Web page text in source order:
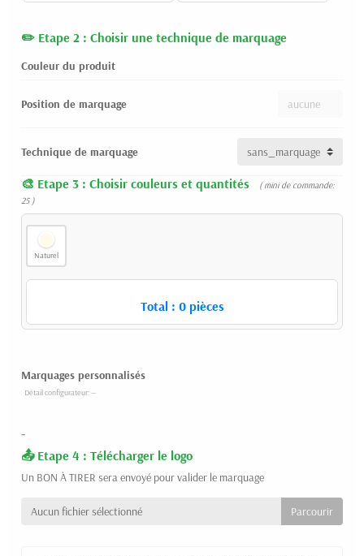
Etape 2 : Choisir une technique de marquage
Couleur du produit
Position de marquage
Technique de marquage
Etape 3 : Choisir couleurs et quantités
( mini de commande:
25 )
Naturel
Total : 0pièces
Marquages personnalisés
-
Etape 4 : Télécharger le logo
Un BON À TIRER sera envoyé pour valider le marquage
Aucun fichier sélectionné